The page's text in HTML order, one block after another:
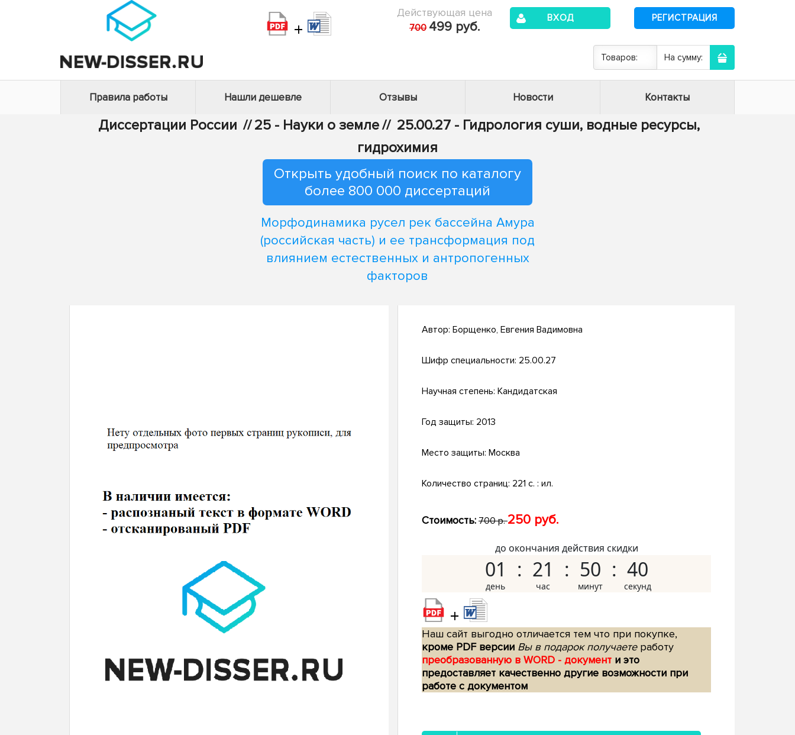
+
Действующая цена
700 499 руб.
ВХОД РЕГИСТРАЦИЯ
Товаров: На сумму:
Правила работы Нашли дешевле Отзывы Новости Контакты
Диссертации России // 25 - Науки о земле// 25.00.27 - Гидрология суши, водные ресурсы,
гидрохимия
Открыть удобный поиск по каталогу
более 800 000 диссертаций
Морфодинамика русел рек бассейна Амура
(российская часть) и ее трансформация под
влиянием естественных и антропогенных
факторов
Автор: Борщенко, Евгения Вадимовна
Шифр специальности: 25.00.27
Научная степень: Кандидатская
Год защиты: 2013
Место защиты: Москва
Количество страниц: 221 с. : ил.
Стоимость: 700 р.250 руб.
до окончания действия скидки
01 21 50 39
+
Наш сайт выгодно отличается тем что при покупке,
кроме PDF версии Вы в подарок получаетеработу
преобразованную в WORD - документ и это
предоставляет качественно другие возможности при
работе с документом